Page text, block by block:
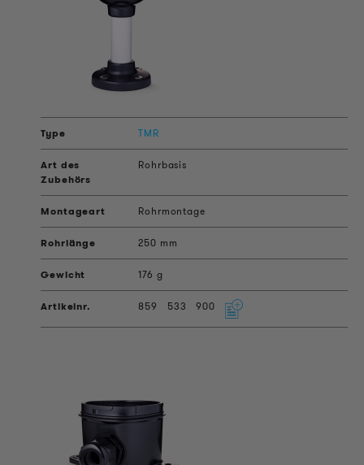
TMR
Rohrbasis
Rohrmontage
250 mm
176 g
859 533 900